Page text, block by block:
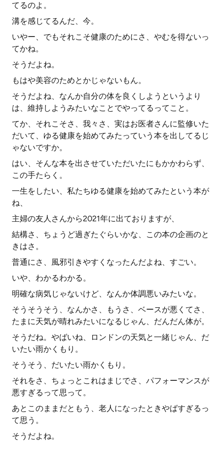
てるのよ。
溝を感じてるんだ、今。
いやー、でもそれこそ健康のためにさ、やむを得ないっ
てかね。
そうだよね。
もはや美容のためとかじゃないもん。
そうだよね、なんか自分の体を良くしようというより
は、維持しようみたいなことでやってるってこと。
てか、それこそさ、我々さ、実はお医者さんに監修いた
だいて、ゆる健康を始めてみたっていう本を出してるじ
ゃないですか。
はい、そんな本を出させていただいたにもかかわらず、
この手たらく。
一生をしたい、私たちゆる健康を始めてみたという本が
ね、
主婦の友人さんから2021年に出ておりますが、
結構さ、ちょうど過ぎたぐらいかな、この本の企画のと
きはさ。
普通にさ、風邪引きやすくなったんだよね、すごい。
いや、わかるわかる。
明確な病気じゃないけど、なんか体調悪いみたいな。
そうそうそう、なんかさ、もうさ、ベースが悪くてさ、
たまに天気が晴れみたいになるじゃん、だんだん体が。
そうだね。やばいね、ロンドンの天気と一緒じゃん、だ
いたい雨かくもり。
そうそう、だいたい雨かくもり。
それをさ、ちょっとこれはまじでさ、パフォーマンスが
悪すぎるって思って。
あとこのままだともう、老人になったときやばすぎるっ
て思う。
そうだよね。